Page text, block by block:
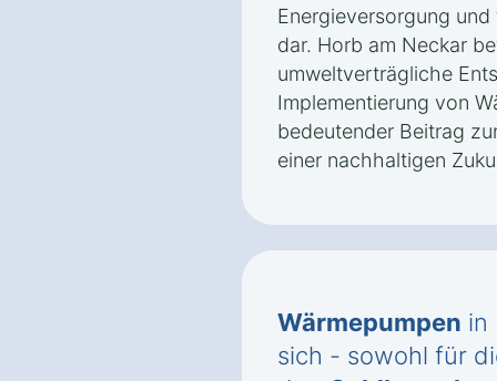
Energieversorgung
dar. Horb am Neckar
umweltverträgliche
Implementierung von
bedeutender Beitrag
einer nachhaltigen
Wärmepumpen in
sich - sowohl für